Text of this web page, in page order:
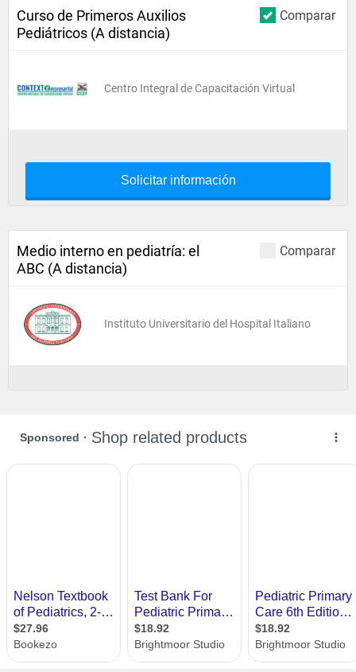
Comparar
Curso de Primeros Auxilios
Pediátricos (A distancia)
Centro Integral de Capacitación Virtual
Solicitar información
Comparar
Medio interno en pediatría: el
ABC (A distancia)
Instituto Universitario del Hospital Italiano